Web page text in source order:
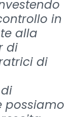
in
alla
di
di
possiamo